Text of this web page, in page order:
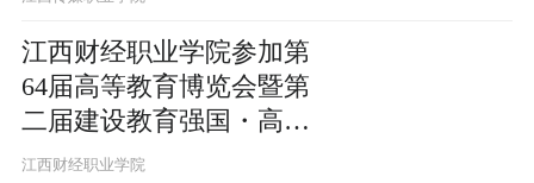
江西财经职业学院参加第
64届高等教育博览会暨第
二届建设教育强国・高等
教育改革发展论坛
江西财经职业学院